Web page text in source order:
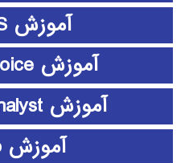
آموزش ETABS
آموزش expert choice
آموزش Frontier Analyst
آموزش github